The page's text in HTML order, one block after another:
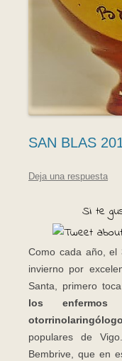
SAN BLAS
Deja una respuesta
Si te
Como cada año,
invierno por
Santa, primero
los
populares de
Bembrive, que en